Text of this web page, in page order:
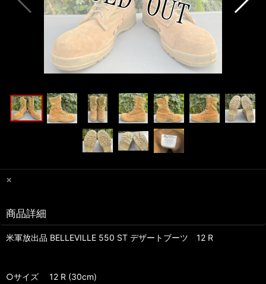
×
商品詳細
米軍放出品 BELLEVILLE 550 ST デザートブーツ 12 R
○サイズ 12 R (30cm)